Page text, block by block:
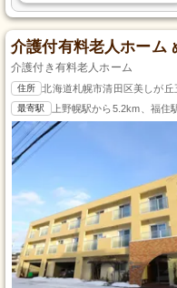
介護付有料老人ホーム
介護付き有料老人ホーム
住所 北海道札幌市清田区美しが丘
最寄駅 上野幌駅から5.2km、福